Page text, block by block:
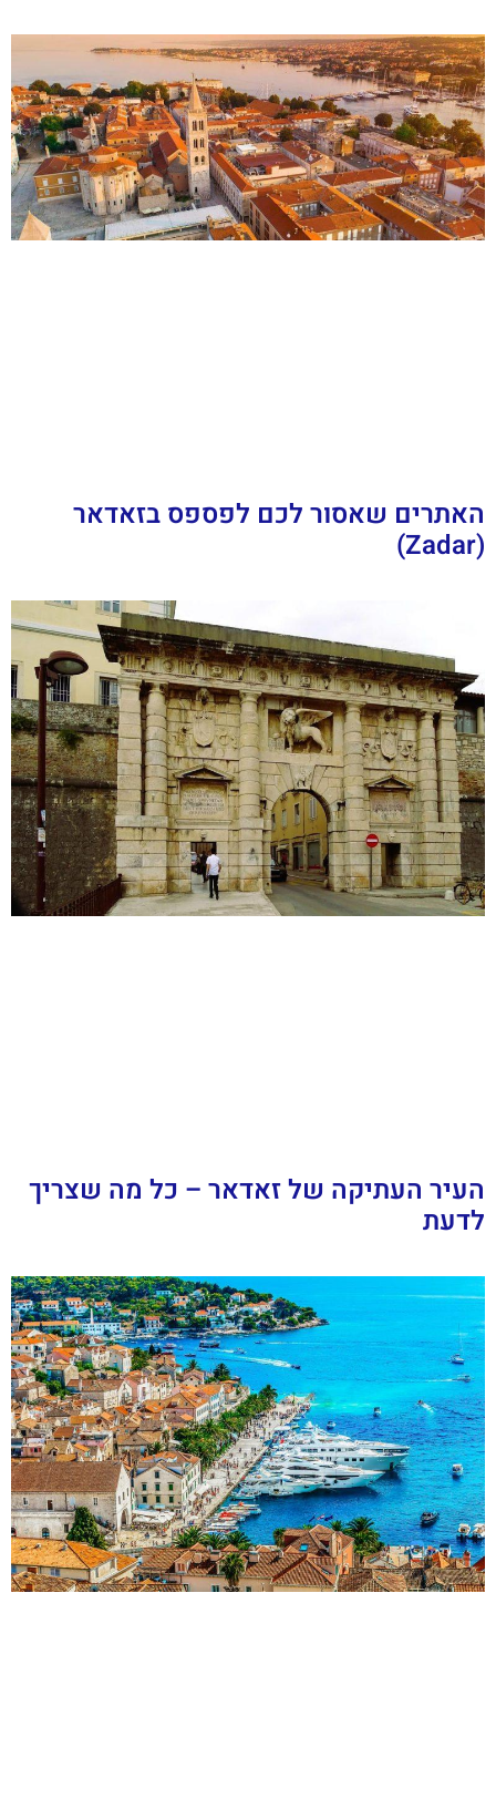
האתרים שאסור לכם לפספס בזאדאר
(Zadar)
העיר העתיקה של זאדאר – כל מה שצריך
לדעת